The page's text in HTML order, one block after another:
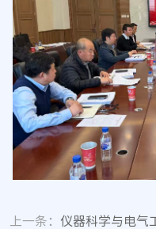
上一条： 仪器科学与电气